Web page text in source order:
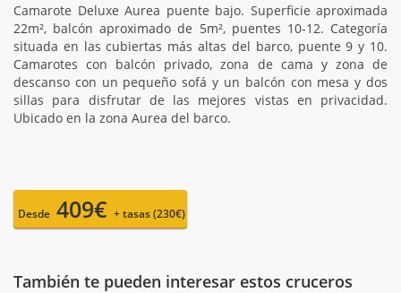
Camarote Deluxe Aurea puente bajo. Superficie aproximada
22m², balcón aproximado de 5m², puentes 10-12. Categoría
situada en las cubiertas más altas del barco, puente 9 y 10.
Camarotes con balcón privado, zona de cama y zona de
descanso con un pequeño sofá y un balcón con mesa y dos
sillas para disfrutar de las mejores vistas en privacidad.
Ubicado en la zona Aurea del barco.
Desde 409€ + tasas (230€)
También te pueden interesar estos cruceros